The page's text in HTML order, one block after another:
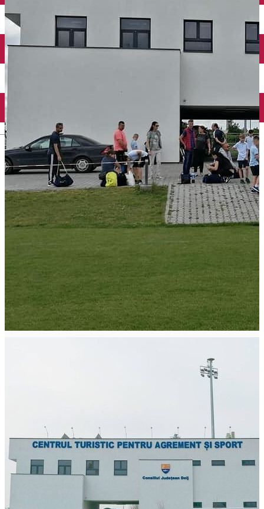
English
Închirieri biciclete
Taxi
Încărcare vehicule electrice